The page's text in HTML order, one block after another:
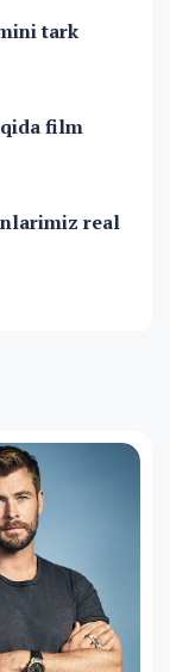
tark
film
real